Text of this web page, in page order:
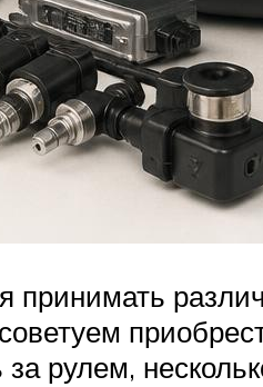
принимать
рулем,